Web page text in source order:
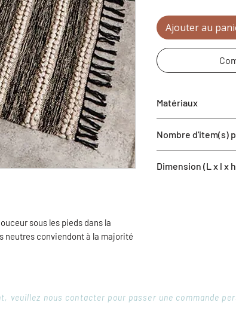
sous les pieds dans la
neutres conviendont à la majorité
Ajouter au
Matériaux
Nombre d'item(s)
Dimension (L x l x
veuillez nous contacter pour passer une commande